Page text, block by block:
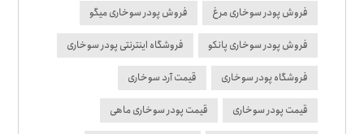
فروش پودر سوخاری مرغ فروش پودر سوخاری میگو
فروش پودر سوخاری پانکو فروشگاه اینترنتی پودر سوخاری
فروشگاه پودر سوخاری قیمت آرد سوخاری
قیمت پودر سوخاری قیمت پودر سوخاری ماهی